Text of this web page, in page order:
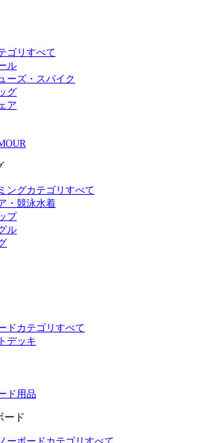
ゴリすべて
ル
ーズ・スパイク
グ
ア
ングカテゴリすべて
・競泳水着
プ
ル
ドカテゴリすべて
デッキ
ド用品
ード